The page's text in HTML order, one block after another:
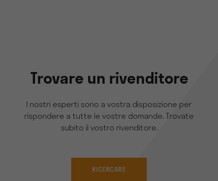
Trovare un rivenditore
I nostri esperti sono a vostra disposizione per
rispondere a tutte le vostre domande. Trovate
subito il vostro rivenditore.
RICERCARE